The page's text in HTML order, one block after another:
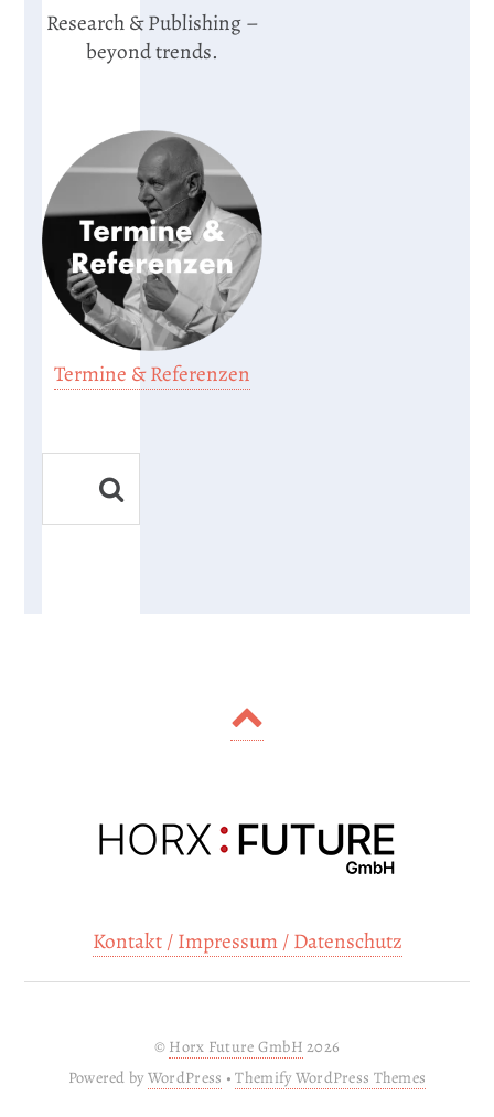
Research & Publishing –
beyond trends.
Termine & Referenzen
Kontakt / Impressum / Datenschutz
© Horx Future GmbH 2026
Powered byWordPress •Themify WordPress Themes